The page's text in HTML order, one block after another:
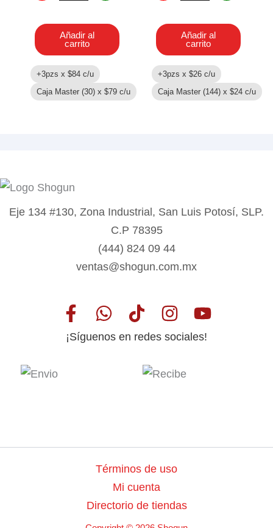
cantidad
Añadir al
carrito
+3pzs x $84 c/u
Caja Master (30) x $79 c/u
cantidad
Añadir al
carrito
+3pzs x $26 c/u
Caja Master (144) x $24 c/u
Eje 134 #130, Zona Industrial, San Luis Potosí, SLP.
C.P 78395
(444) 824 09 44
ventas@shogun.com.mx
¡Síguenos en redes sociales!
Términos de uso
Mi cuenta
Directorio de tiendas